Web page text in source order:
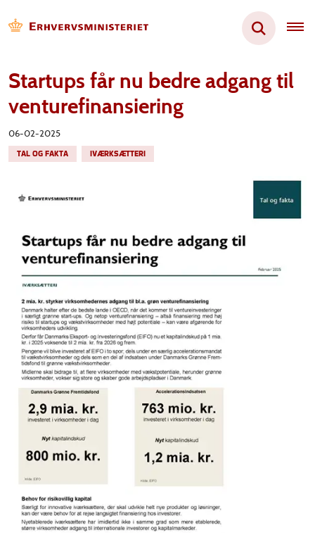
Startups får nu bedre adgang til
venturefinansiering
06-02-2025
TAL OG FAKTA
IVÆRKSÆTTERI